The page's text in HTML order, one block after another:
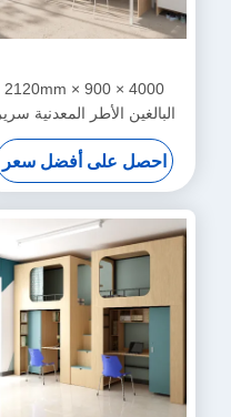
4000 × 900 × 2120mm
البالغين الأطر المعدنية سرير
سرير مع دعم المكتب تخصيص
احصل على أفضل سعر